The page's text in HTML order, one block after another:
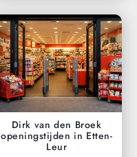
Dirk van den Broek
openingstijden in Etten-
Leur